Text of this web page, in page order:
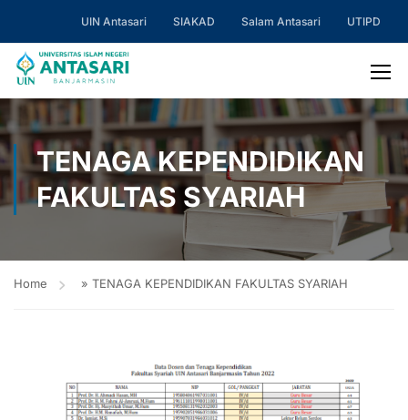
UIN Antasari SIAKAD Salam Antasari UTIPD
TENAGA KEPENDIDIKAN
FAKULTAS SYARIAH
Home » TENAGA KEPENDIDIKAN FAKULTAS SYARIAH